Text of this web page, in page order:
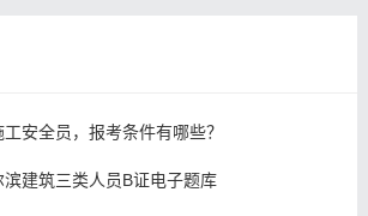
安全员，报考条件有哪些？
建筑三类人员B证电子题库